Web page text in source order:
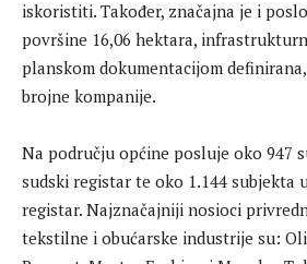
iskoristiti. Također, značajna je i
površine 16,06 hektara,
planskom dokumentacijom
brojne kompanije.
Na području općine posluje oko 947
sudski registar te oko 1.144 subjekta
registar. Najznačajniji nosioci
tekstilne i obućarske industrije su: